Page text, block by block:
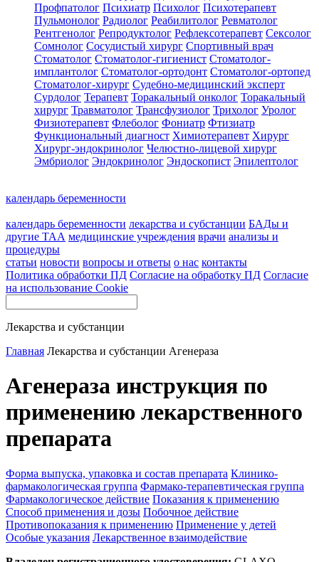
Профпатолог Психиатр Психолог Психотерапевт
Пульмонолог Радиолог Реабилитолог Ревматолог
Рентгенолог Репродуктолог Рефлексотерапевт Сексолог
Сомнолог Сосудистый хирург Спортивный врач
Стоматолог Стоматолог-гигиенист Стоматолог-
имплантолог Стоматолог-ортодонт Стоматолог-ортопед
Стоматолог-хирург Судебно-медицинский эксперт
Сурдолог Терапевт Торакальный онколог Торакальный
хирург Травматолог Трансфузиолог Трихолог Уролог
Физиотерапевт Флеболог Фониатр Фтизиатр
Функциональный диагност Химиотерапевт Хирург
Хирург-эндокринолог Челюстно-лицевой хирург
Эмбриолог Эндокринолог Эндоскопист Эпилептолог
календарь беременности
календарь беременности лекарства и субстанции БАДы и
другие ТАА медицинские учреждения врачи анализы и
процедуры
статьи новости вопросы и ответы о нас контакты
Политика обработки ПД Согласие на обработку ПД Согласие
на использование Cookie
Лекарства и субстанции
Главная Лекарства и субстанции Агенераза
Агенераза инструкция по
применению лекарственного
препарата
Форма выпуска, упаковка и состав препарата Клинико-
фармакологическая группа Фармако-терапевтическая группа
Фармакологическое действие Показания к применению
Способ применения и дозы Побочное действие
Противопоказания к применению Применение у детей
Особые указания Лекарственное взаимодействие